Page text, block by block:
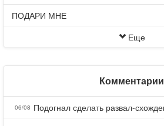
ПОДАРИ МНЕ
Еще
Комментарии
06/08